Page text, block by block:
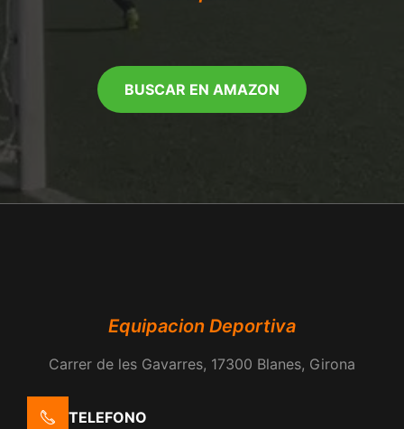
BUSCAR EN AMAZON
Equipacion Deportiva
Carrer de les Gavarres, 17300 Blanes, Girona
TELEFONO